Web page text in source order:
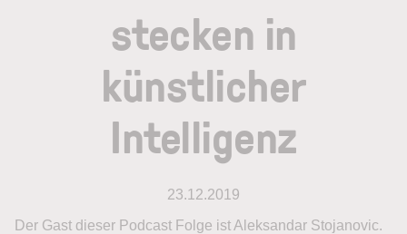
stecken in
künstlicher
Intelligenz
23.12.2019
Der Gast dieser Podcast Folge ist Aleksandar Stojanovic.